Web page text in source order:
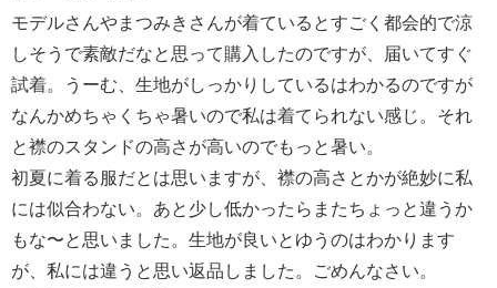
【個体差あり】
・個体差あり
【原産国（地）】
・チュニジア製
モデルさんやまつみきさんが着ているとすごく都会的で涼
しそうで素敵だなと思って購入したのですが、届いてすぐ
試着。うーむ、生地がしっかりしているはわかるのですが
なんかめちゃくちゃ暑いので私は着てられない感じ。それ
と襟のスタンドの高さが高いのでもっと暑い。
初夏に着る服だとは思いますが、襟の高さとかが絶妙に私
には似合わない。あと少し低かったらまたちょっと違うか
もな〜と思いました。生地が良いとゆうのはわかります
が、私には違うと思い返品しました。ごめんなさい。